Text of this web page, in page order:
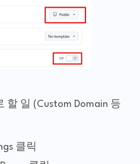
할 일 (Custom Domain 등
클릭